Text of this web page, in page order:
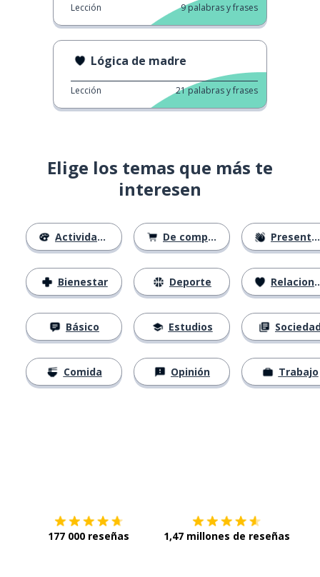
Lección 9palabras y frases
Lógica de madre
Lección 21palabras y frases
Elige los temas que más te
interesen
Actividades
Bienestar
Básico
Comida
De compras
Deporte
Estudios
Opinión
Presentación
Relaciones
Trabajo
177 000 reseñas 1,47 millones de reseñas